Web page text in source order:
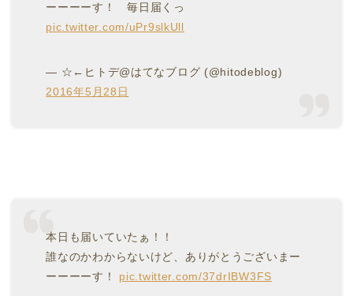
ーーーーす！ 毎日届くっ
pic.twitter.com/uPr9slkUll
— ☆←ヒトデ@はてなブログ (@hitodeblog)
2016年5月28日
本日も届いていたぁ！！
誰なのかわからないけど、ありがとうございまー
ーーーーす！ pic.twitter.com/37drIBW3FS